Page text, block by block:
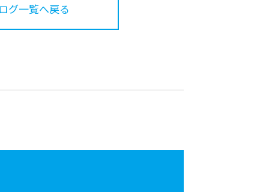
グ一覧へ戻る